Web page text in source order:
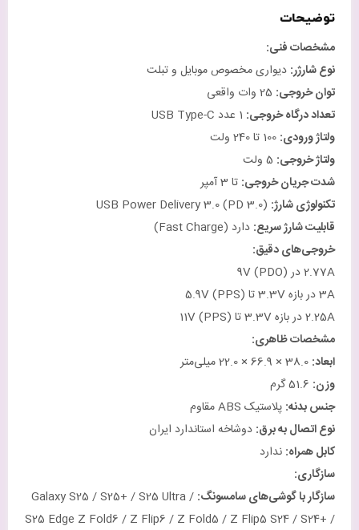
توضیحات
مشخصات فنی:
نوع شارژر: دیواری مخصوص موبایل و تبلت
توان خروجی:
تعداد درگاه خروجی:
ولتاژ ورودی:
ولتاژ خروجی:
شدت جریان خروجی: تا 3 آمپر
تکنولوژی شارژ:
قابلیت شارژ سریع: دارد (Fast Charge)
خروجی‌های دقیق:
2.77A در 9V (PDO)
3A در بازه 3.3V تا 5.9V (PPS)
2.25A در بازه 3.3V تا 11V (PPS)
مشخصات ظاهری:
ابعاد:
وزن:
جنس بدنه: پلاستیک ABS مقاوم
نوع اتصال به برق: دوشاخه استاندارد ایران
کابل همراه: ندارد
سازگاری:
سازگار با گوشی‌های سامسونگ:
Galaxy S25 / S25+ / S25 Ultra /
S25 Edge Z Fold6 / Z Flip6 / Z Fold5 / Z Flip5 S24 / S24+ /